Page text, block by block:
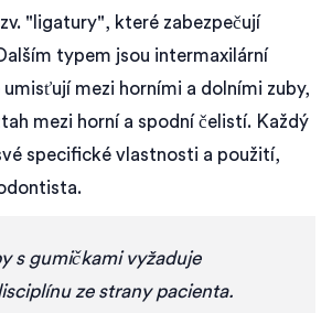
"ligatury", které zabezpečují
typem jsou intermaxilární
mezi horními a dolními zuby,
mezi horní a spodní čelistí. Každý
specifické vlastnosti a použití,
s gumičkami vyžaduje
ze strany pacienta.